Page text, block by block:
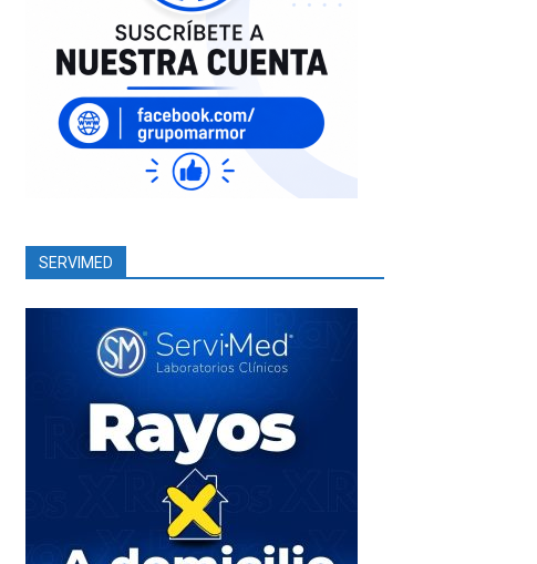
SERVIMED